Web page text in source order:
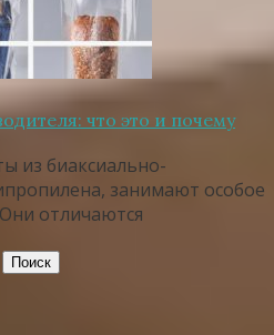
что это и почему
из биаксиально-
занимают особое
отличаются
Поиск